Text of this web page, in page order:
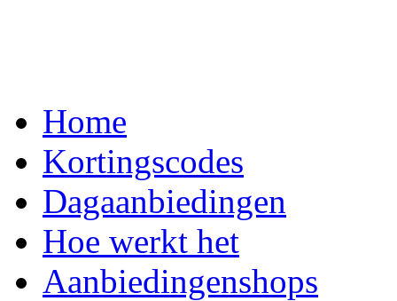
Home
Kortingscodes
Dagaanbiedingen
Hoe werkt het
Aanbiedingenshops